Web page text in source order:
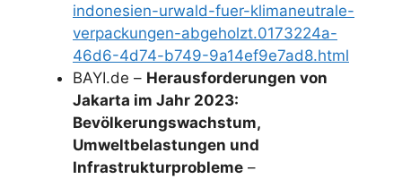
indonesien-urwald-fuer-klimaneutrale-
verpackungen-abgeholzt.0173224a-
46d6-4d74-b749-9a14ef9e7ad8.html
BAYI.de – Herausforderungen von
Jakarta im Jahr 2023:
Bevölkerungswachstum,
Umweltbelastungen und
Infrastrukturprobleme –